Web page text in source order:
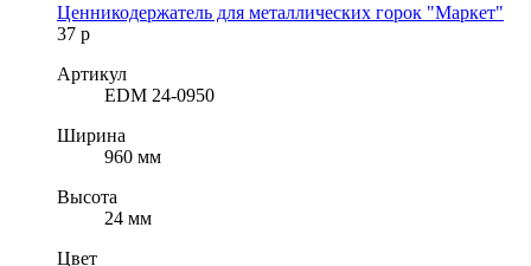
Ценникодержатель для металлических горок "Маркет"
37 р
Артикул
EDM 24-0950
Ширина
960 мм
Высота
24 мм
Цвет